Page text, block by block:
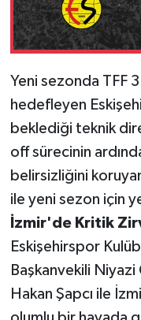
‎​Yeni sezonda TFF
hedefleyen
beklediği teknik
off sürecinin
belirsizliğini
ile yeni sezon için
‎​İzmir'de Kritik
‎​Eskişehirspor
Başkanvekili
Hakan Şapcı ile